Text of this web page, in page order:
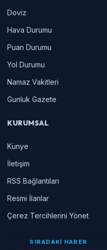
Doviz
Hava Durumu
Puan Durumu
Yol Durumu
Namaz Vakitleri
Gunluk Gazete
KURUMSAL
Künye
İletişim
RSS Bağlantıları
Resmi İlanlar
Çerez Tercihlerini Yönet
SIRADAKİ HABER